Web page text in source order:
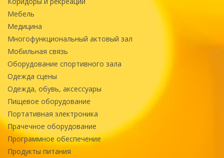
Мебель
Медицина
Многофункциональный актовый зал
Мобильная связь
Оборудование спортивного зала
Одежда сцены
Одежда, обувь, аксессуары
Пищевое оборудование
Портативная электроника
Прачечное оборудование
Программное обеспечение
Продукты питания